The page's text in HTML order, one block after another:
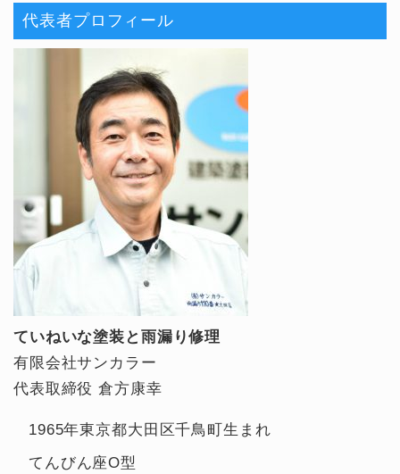
代表者プロフィール
ていねいな塗装と雨漏り修理
有限会社サンカラー
代表取締役 倉方康幸
1965年東京都大田区千鳥町生まれ
てんびん座O型